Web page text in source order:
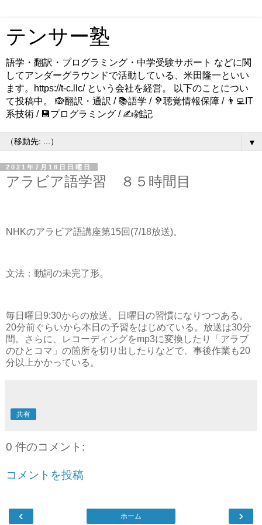
テンサー塾
語学・翻訳・プログラミング・中学受験サポート などに関
してアンダーグラウンドで活動している、米田隆一といい
ます。https://t-c.llc/ という会社を経営。 以下のことについ
て投稿中。 🙉翻訳・通訳 / 📚語学 / 🦻聴覚情報保障 / 👨‍💻IT
系技術 / 💾プログラミング / ✍️雑記
▼
2021年7月18日日曜日
アラビア語学習 ８５時間目
NHKのアラビア語講座第15回(7/18放送)。
文法：動詞の未完了形。
毎日曜日9:30からの放送。日曜日の習慣になりつつある。
20分前ぐらいから本日の予習をはじめている。放送は30分
間。さらに、レコーディングをmp3に変換したり「アラブ
のひとコマ」の箇所を切り出したりなどで、事後作業も20
分以上かかっている。
共有
0 件のコメント:
コメントを投稿
‹ ›
ホーム